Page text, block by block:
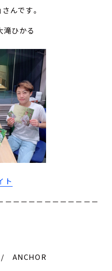
」さんです。
ひかる
ト
－－－－－－－－－－－－
ANCHOR